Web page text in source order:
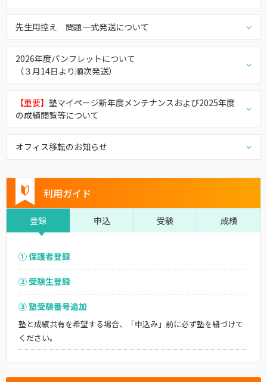
先生用控え 問題一式発送について
2026年度パンフレットについて
（３月14日より順次発送）
【重要】 塾マイページ新年度メンテナンスおよび2025年度
の成績閲覧等について
オフィス移転のお知らせ
利用ガイド
登録 申込 受験 成績
① 保護者登録
② 受験生登録
③ 塾受験番号追加
塾と成績共有を希望する場合、「申込み」前に必ず塾を紐づけて
ください。